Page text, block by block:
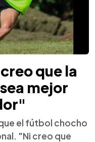
que la
mejor
el fútbol chocho
"Ni creo que